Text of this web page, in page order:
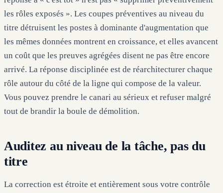
les rôles exposés ». Les coupes préventives au niveau du
titre détruisent les postes à dominante d'augmentation que
les mêmes données montrent en croissance, et elles avancent
un coût que les preuves agrégées disent ne pas être encore
arrivé. La réponse disciplinée est de réarchitecturer chaque
rôle autour du côté de la ligne qui compose de la valeur.
Vous pouvez prendre le canari au sérieux et refuser malgré
tout de brandir la boule de démolition.
Auditez au niveau de la tâche, pas du
titre
La correction est étroite et entièrement sous votre contrôle